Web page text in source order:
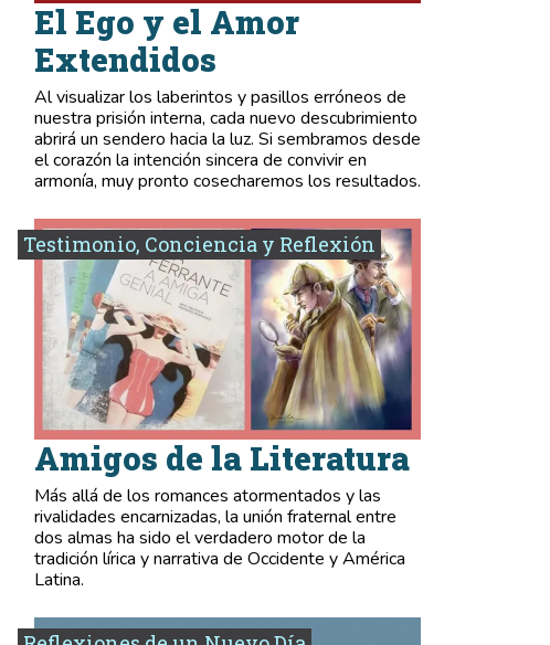
El Ego y el Amor
Extendidos
Al visualizar los laberintos y pasillos erróneos de
nuestra prisión interna, cada nuevo descubrimiento
abrirá un sendero hacia la luz. Si sembramos desde
el corazón la intención sincera de convivir en
armonía, muy pronto cosecharemos los resultados.
Testimonio, Conciencia y Reflexión
Amigos de la Literatura
Más allá de los romances atormentados y las
rivalidades encarnizadas, la unión fraternal entre
dos almas ha sido el verdadero motor de la
tradición lírica y narrativa de Occidente y América
Latina.